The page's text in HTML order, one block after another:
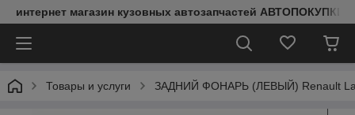
интернет магазин кузовных автозапчастей АВТОПОКУПКИ
Товары и услуги ЗАДНИЙ ФОНАРЬ (ЛЕВЫЙ) Renault